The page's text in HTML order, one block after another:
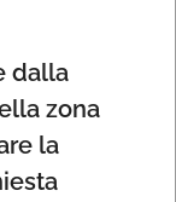
dalla
zona
la